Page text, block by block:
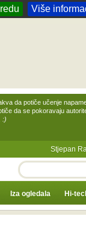
Više
da potiče učenje
da se pokoravaju
:)
Stjepan
TRAŽI
Iza ogledala Hi-